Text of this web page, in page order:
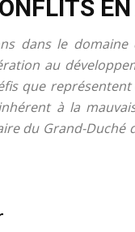
dans le
au
que
à la
du Grand-